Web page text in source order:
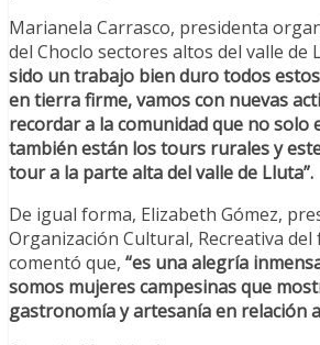
Marianela Carrasco, presidenta
del Choclo sectores altos del valle de
sido un trabajo bien duro todos
en tierra firme, vamos con nuevas
recordar a la comunidad que no solo
también están los tours rurales y
tour a la parte alta del valle de Lluta”.
De igual forma, Elizabeth Gómez,
Organización Cultural, Recreativa del
comentó que, “es una alegría
somos mujeres campesinas que
gastronomía y artesanía en relación